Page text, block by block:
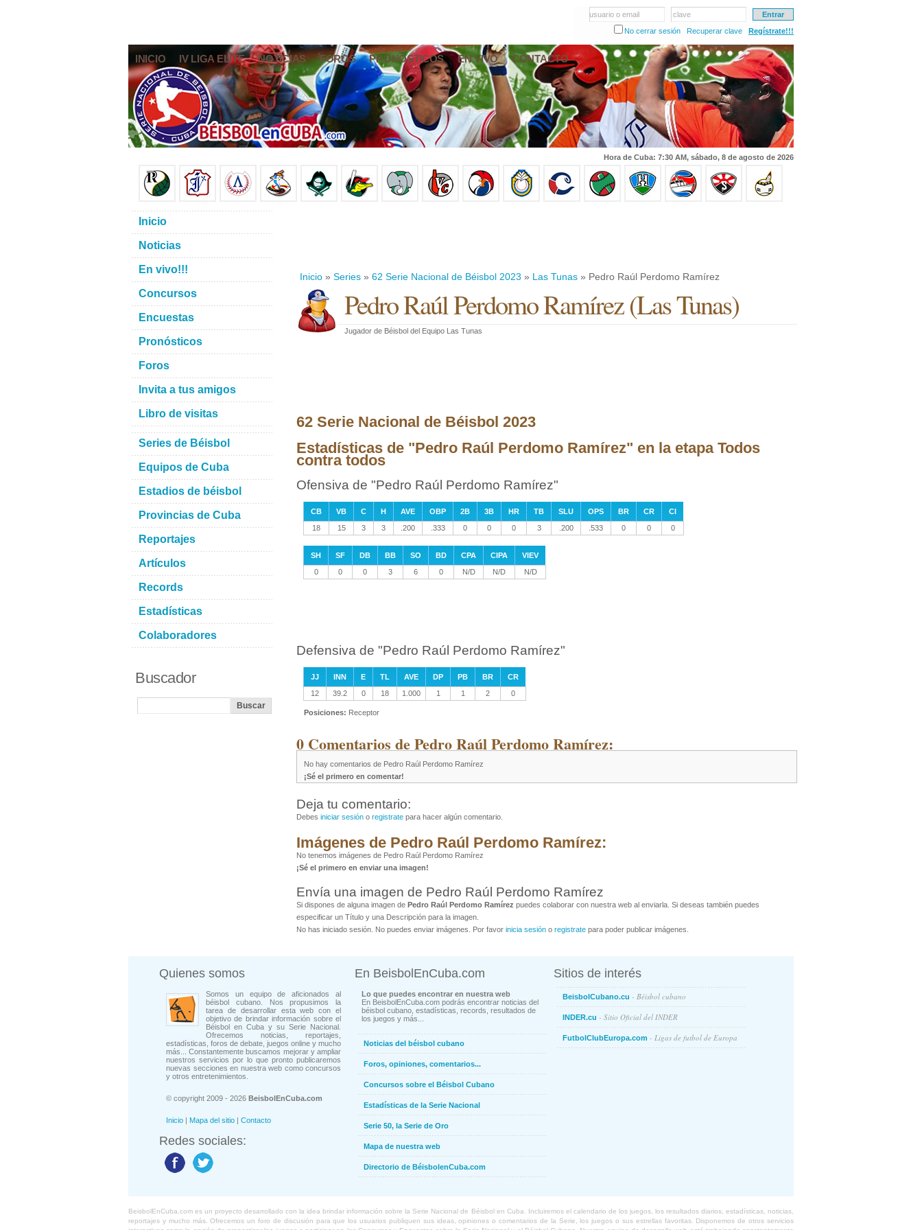
usuario o email
clave
No cerrar sesión
Recuperar clave Regístrate!!!
INICIO IV LIGA ELITE NOTICIAS FOROS PRONÓSTICOS EN VIVO CONTACTO
Hora de Cuba: 7:30 AM, sábado, 8 de agosto de 2026
Inicio » Series » 62 Serie Nacional de Béisbol 2023 » Las Tunas » Pedro Raúl Perdomo Ramírez
Pedro Raúl Perdomo Ramírez(Las Tunas)
Jugador de Béisbol del Equipo Las Tunas
62 Serie Nacional de Béisbol 2023
Estadísticas de "Pedro Raúl Perdomo Ramírez" en la etapa Todos
contra todos
Ofensiva de "Pedro Raúl Perdomo Ramírez"
CB VB C H AVE OBP 2B 3B HR TB SLU OPS BR CR
CI
18
15 3 3 .200 .333 0 0 0 3 .200 .533 0 0 0
SH SF DB BB SO BD CPA CIPA
VIEV
0
0 0 3 6 0 N/D N/D N/D
Defensiva de "Pedro Raúl Perdomo Ramírez"
JJ INN E TL AVE DP PB BR
CR
12
39.2 0 18 1.000 1 1 2 0
Posiciones: Receptor
0 Comentarios de Pedro Raúl Perdomo Ramírez:
No hay comentarios de Pedro Raúl Perdomo Ramírez
¡Sé el primero en comentar!
Deja tu comentario:
Debes iniciar sesión o registrate para hacer algún comentario.
Imágenes de Pedro Raúl Perdomo Ramírez:
No tenemos imágenes de Pedro Raúl Perdomo Ramírez
¡Sé el primero en enviar una imagen!
Envía una imagen de Pedro Raúl Perdomo Ramírez
Si dispones de alguna imagen de Pedro Raúl Perdomo Ramírez puedes colaborar con nuestra web al enviarla. Si deseas también puedes
especificar un Título y una Descripción para la imagen.
No has iniciado sesión. No puedes enviar imágenes. Por favor inicia sesión o registrate para poder publicar imágenes.
Inicio
Noticias
En vivo!!!
Concursos
Encuestas
Pronósticos
Foros
Invita a tus amigos
Libro de visitas
Series de Béisbol
Equipos de Cuba
Estadios de béisbol
Provincias de Cuba
Reportajes
Artículos
Records
Estadísticas
Colaboradores
Buscador
Quienes somos
Somos un equipo de aficionados al
béisbol cubano. Nos propusimos la
tarea de desarrollar esta web con el
objetivo de brindar información sobre el
Béisbol en Cuba y su Serie Nacional.
Ofrecemos noticias, reportajes,
estadísticas, foros de debate, juegos online y mucho
más... Constantemente buscamos mejorar y ampliar
nuestros servicios por lo que pronto publicaremos
nuevas secciones en nuestra web como concursos
y otros entretenimientos.
© copyright 2009 - 2026 BeisbolEnCuba.com
Inicio | Mapa del sitio | Contacto
Redes sociales:
En BeisbolEnCuba.com
Lo que puedes encontrar en nuestra web
En BeisbolEnCuba.com podrás encontrar noticias del
béisbol cubano, estadísticas, records, resultados de
los juegos y más...
Noticias del béisbol cubano
Foros, opiniones, comentarios...
Concursos sobre el Béisbol Cubano
Estadísticas de la Serie Nacional
Serie 50, la Serie de Oro
Mapa de nuestra web
Directorio de BéisbolenCuba.com
Sitios de interés
BeisbolCubano.cu - Béisbol cubano
INDER.cu - Sitio Oficial del INDER
FutbolClubEuropa.com - Ligas de futbol de Europa
BeisbolEnCuba.com es un proyecto desarrollado con la idea brindar información sobre la Serie Nacional de Béisbol en Cuba. Incluiremos el calendario de los juegos, los resultados diarios, estadísticas, noticias,
reportajes y mucho más. Ofrecemos un foro de discusión para que los usuarios publiquen sus ideas, opiniones o comentarios de la Serie, los juegos o sus estrellas favoritas. Disponemos de otros servicios